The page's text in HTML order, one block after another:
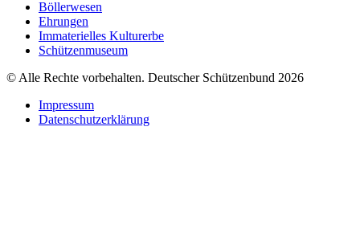
Böllerwesen
Ehrungen
Immaterielles Kulturerbe
Schützenmuseum
© Alle Rechte vorbehalten. Deutscher Schützenbund 2026
Impressum
Datenschutzerklärung